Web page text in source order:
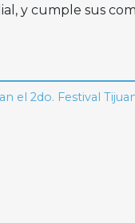
y cumple sus
el 2do. Festival